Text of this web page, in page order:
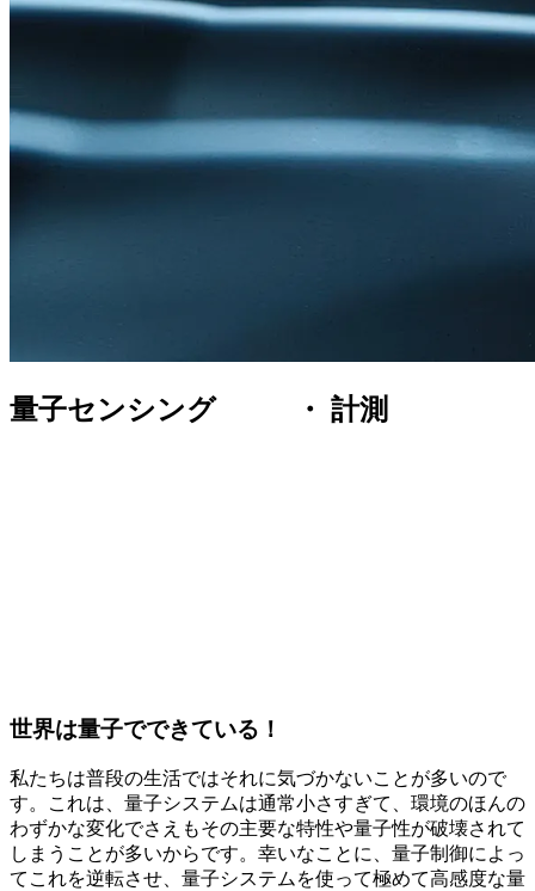
量子センシング ・ 計測
世界は量子でできている！
私たちは普段の生活ではそれに気づかないことが多いので
す。これは、量子システムは通常小さすぎて、環境のほんの
わずかな変化でさえもその主要な特性や量子性が破壊されて
しまうことが多いからです。幸いなことに、量子制御によっ
てこれを逆転させ、量子システムを使って極めて高感度な量